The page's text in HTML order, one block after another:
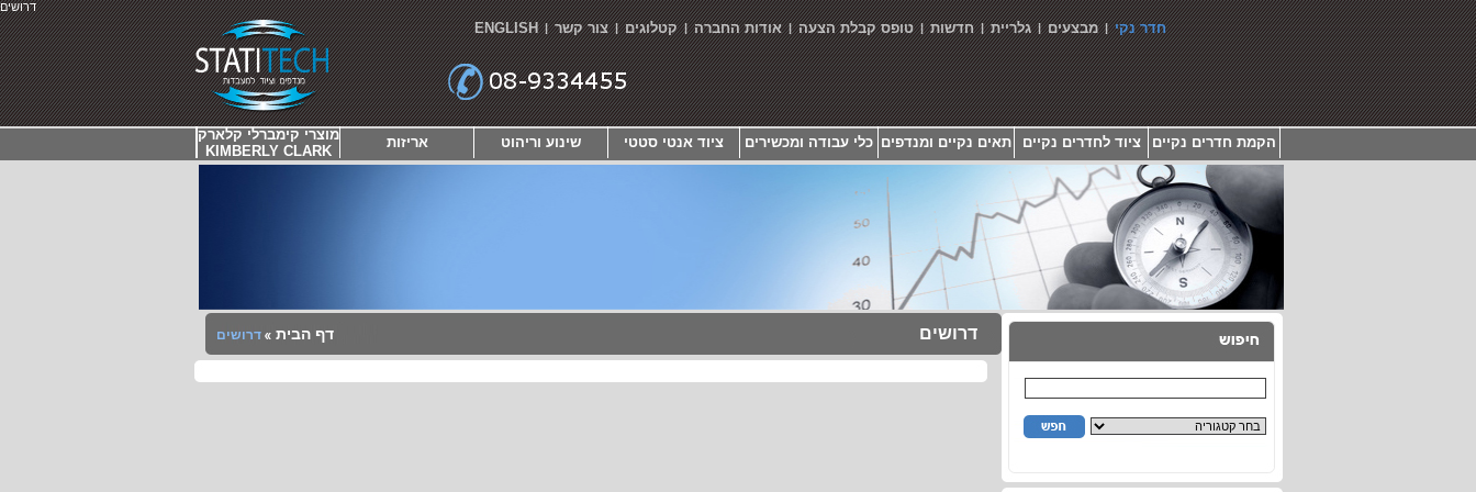
דרושים
חדר נקי|מבצעים|גלריית|חדשות|טופס קבלת הצעה|אודות החברה|קטלוגים|צור קשר|
ENGLISH
הקמת חדרים נקיים ציוד לחדרים נקיים תאים נקיים ומנדפים כלי עבודה ומכשירים ציוד אנטי סטטי שינוע וריהוט אריזות
מוצרי קימברלי קלארק
KIMBERLY CLARK
דרושים דף הבית דרושים